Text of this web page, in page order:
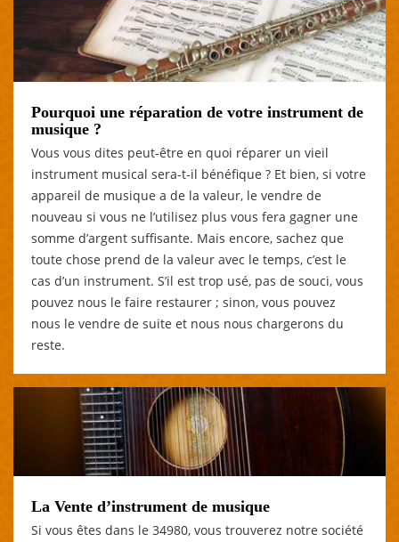
Pourquoi une réparation de votre instrument de
musique ?
Vous vous dites peut-être en quoi réparer un vieil
instrument musical sera-t-il bénéfique ? Et bien, si votre
appareil de musique a de la valeur, le vendre de
nouveau si vous ne l’utilisez plus vous fera gagner une
somme d’argent suffisante. Mais encore, sachez que
toute chose prend de la valeur avec le temps, c’est le
cas d’un instrument. S’il est trop usé, pas de souci, vous
pouvez nous le faire restaurer ; sinon, vous pouvez
nous le vendre de suite et nous nous chargerons du
reste.
La Vente d’instrument de musique
Si vous êtes dans le 34980, vous trouverez notre société